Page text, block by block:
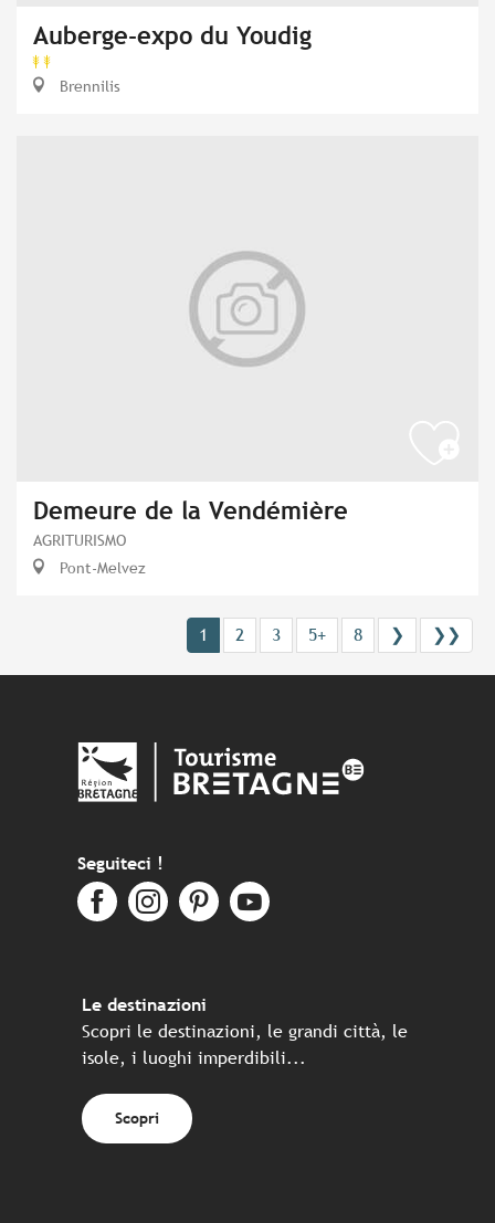
Auberge-expo du Youdig
Brennilis
Demeure de la Vendémière
AGRITURISMO
Pont-Melvez
1 2 3 5+ 8 ❯ ❯❯
Seguiteci !
Le destinazioni
Scopri le destinazioni, le grandi città, le
isole, i luoghi imperdibili...
Scopri